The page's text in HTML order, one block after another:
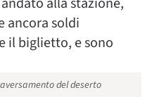
ancora soldi
il biglietto, e sono
del deserto